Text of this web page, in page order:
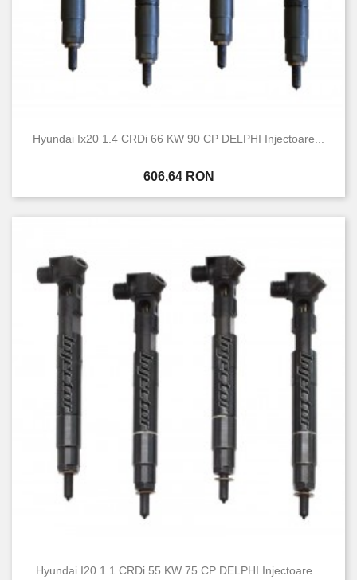
Hyundai Ix20 1.4 CRDi 66 KW 90 CP DELPHI Injectoare...
Pret
606,64 RON
Hyundai I20 1.1 CRDi 55 KW 75 CP DELPHI Injectoare...